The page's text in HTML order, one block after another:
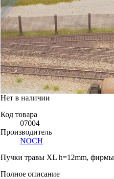
Нет в наличии
Код товара
07004
Производитель
NOCH
Пучки травы XL h=12mm, фирмы
Полное описание